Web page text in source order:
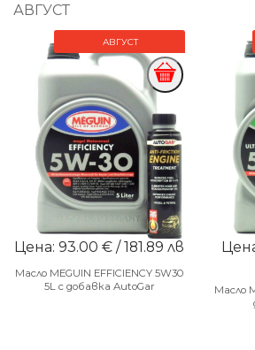
АВГУСТ
АВГУСТ
Цена: 93.00 € / 181.89 лв
Масло MEGUIN EFFICIENCY 5W30
5L с добавка AutoGar
Масло